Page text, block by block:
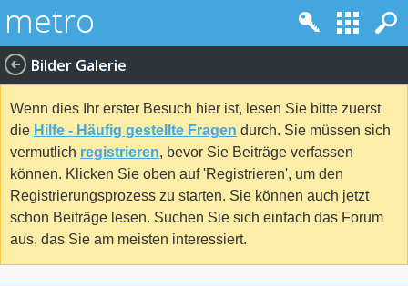
Bilder Galerie
Wenn dies Ihr erster Besuch hier ist, lesen Sie bitte zuerst
die Hilfe - Häufig gestellte Fragen durch. Sie müssen sich
vermutlich registrieren, bevor Sie Beiträge verfassen
können. Klicken Sie oben auf 'Registrieren', um den
Registrierungsprozess zu starten. Sie können auch jetzt
schon Beiträge lesen. Suchen Sie sich einfach das Forum
aus, das Sie am meisten interessiert.